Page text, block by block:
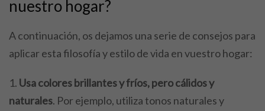
nuestro hogar?
A continuación, os dejamos una serie de consejos para
aplicar esta filosofía y estilo de vida en vuestro hogar:
Usa colores brillantes y fríos, pero cálidos y
naturales. Por ejemplo, utiliza tonos naturales y